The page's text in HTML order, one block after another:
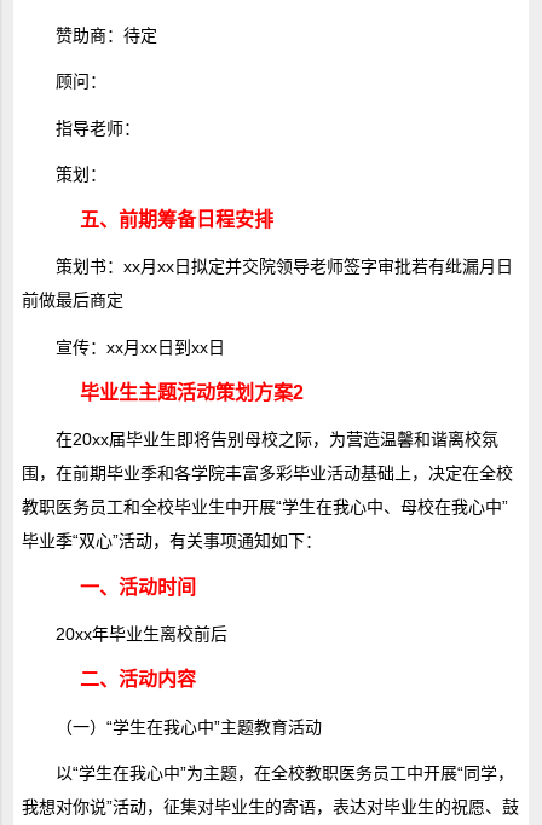
赞助商：待定
顾问：
指导老师：
策划：
五、前期筹备日程安排
策划书：xx月xx日拟定并交院领导老师签字审批若有纰漏月日
前做最后商定
宣传：xx月xx日到xx日
毕业生主题活动策划方案2
在20xx届毕业生即将告别母校之际，为营造温馨和谐离校氛
围，在前期毕业季和各学院丰富多彩毕业活动基础上，决定在全校
教职医务员工和全校毕业生中开展“学生在我心中、母校在我心中”
毕业季“双心”活动，有关事项通知如下：
一、活动时间
20xx年毕业生离校前后
二、活动内容
（一）“学生在我心中”主题教育活动
以“学生在我心中”为主题，在全校教职医务员工中开展“同学，
我想对你说”活动，征集对毕业生的寄语，表达对毕业生的祝愿、鼓